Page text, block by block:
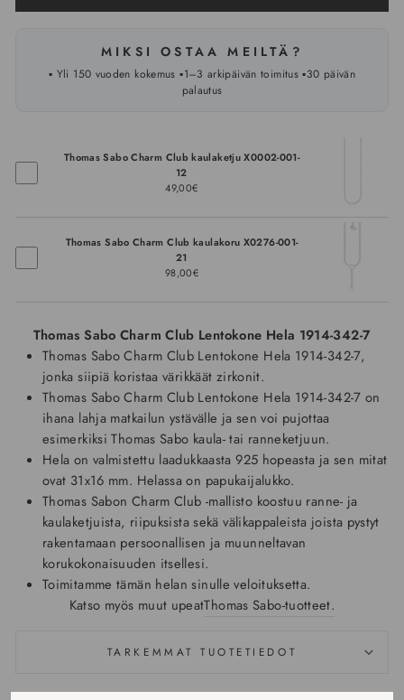
MIKSI OSTAA MEILTÄ?
▪️ Yli 150 vuoden kokemus ▪️1–3 arkipäivän toimitus ▪️30 päivän
palautus
Thomas Sabo Charm Club kaulaketju X0002-001-
12
49,00€
Thomas Sabo Charm Club kaulakoru X0276-001-
21
98,00€
Thomas Sabo Charm Club Lentokone Hela 1914-342-7
Thomas Sabo Charm Club Lentokone Hela 1914-342-7,
jonka siipiä koristaa värikkäät zirkonit.
Thomas Sabo Charm Club Lentokone Hela 1914-342-7 on
ihana lahja matkailun ystävälle ja sen voi pujottaa
esimerkiksi Thomas Sabo kaula- tai ranneketjuun.
Hela on valmistettu laadukkaasta 925 hopeasta ja sen mitat
ovat 31x16 mm. Helassa on papukaijalukko.
Thomas Sabon Charm Club -mallisto koostuu ranne- ja
kaulaketjuista, riipuksista sekä välikappaleista joista pystyt
rakentamaan persoonallisen ja muunneltavan
korukokonaisuuden itsellesi.
Toimitamme tämän helan sinulle veloituksetta.
Katso myös muut upeatThomas Sabo-tuotteet.
TARKEMMAT TUOTETIEDOT